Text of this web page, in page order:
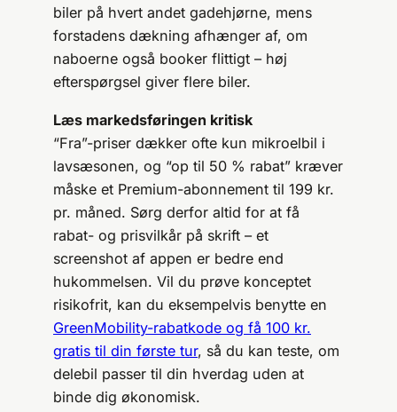
biler på hvert andet gadehjørne, mens
forstadens dækning afhænger af, om
naboerne også booker flittigt – høj
efterspørgsel giver flere biler.
Læs markedsføringen kritisk
“Fra”-priser dækker ofte kun mikroelbil i
lavsæsonen, og “op til 50 % rabat” kræver
måske et Premium-abonnement til 199 kr.
pr. måned. Sørg derfor altid for at få
rabat- og prisvilkår på skrift – et
screenshot af appen er bedre end
hukommelsen. Vil du prøve konceptet
risikofrit, kan du eksempelvis benytte en
GreenMobility-rabatkode og få 100 kr.
gratis til din første tur, så du kan teste, om
delebil passer til din hverdag uden at
binde dig økonomisk.